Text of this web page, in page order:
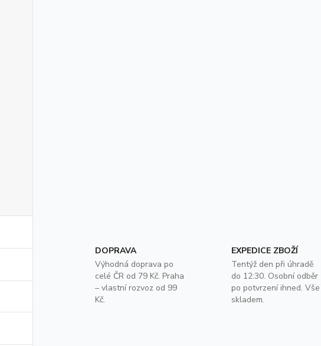
DOPRAVA
Výhodná doprava po
celé ČR od 79 Kč. Praha
– vlastní rozvoz od 99
Kč.
EXPEDICE ZBOŽÍ
Tentýž den při úhradě
do 12:30. Osobní odběr
po potvrzení ihned. Vše
skladem.